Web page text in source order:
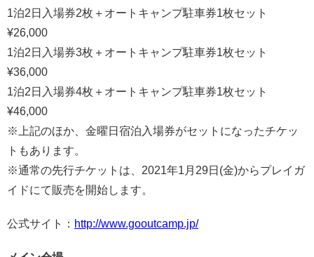
1泊2日入場券2枚＋オートキャンプ駐車券1枚セット
¥26,000
1泊2日入場券3枚＋オートキャンプ駐車券1枚セット
¥36,000
1泊2日入場券4枚＋オートキャンプ駐車券1枚セット
¥46,000
※上記のほか、金曜日宿泊入場券がセットになったチケッ
トもあります。
※通常の先行チケットは、2021年1月29日(金)からプレイガ
イドにて販売を開始します。
公式サイト： http://www.gooutcamp.jp/